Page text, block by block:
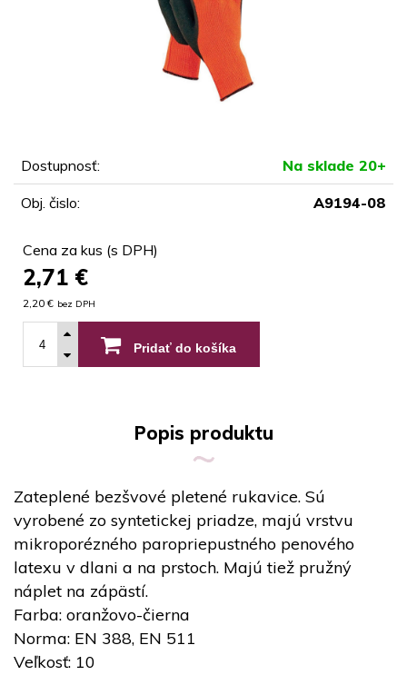
Dostupnosť: Na sklade 20+
Obj. čislo: A9194-08
Cena za kus (s DPH)
2,71 €
2,20 € bez DPH
Pridať do košíka
Popis produktu
Zateplené bezšvové pletené rukavice. Sú
vyrobené zo syntetickej priadze, majú vrstvu
mikroporézného paropriepustného penového
latexu v dlani a na prstoch. Majú tiež pružný
náplet na zápästí.
Farba: oranžovo-čierna
Norma: EN 388, EN 511
Veľkosť: 10